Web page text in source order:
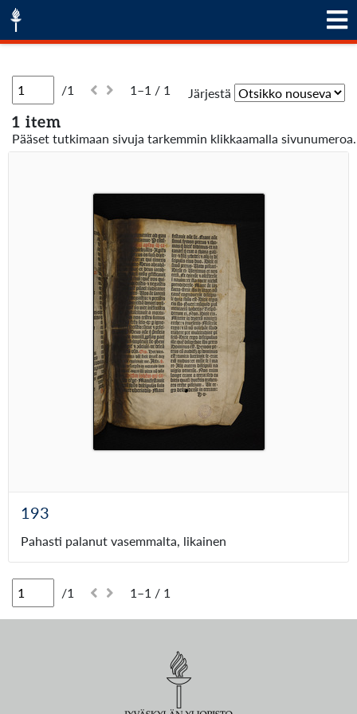
/1 1–1 / 1 Järjestä
1 item
Pääset tutkimaan sivuja tarkemmin klikkaamalla sivunumeroa.
193
Pahasti palanut vasemmalta, likainen
/1 1–1 / 1